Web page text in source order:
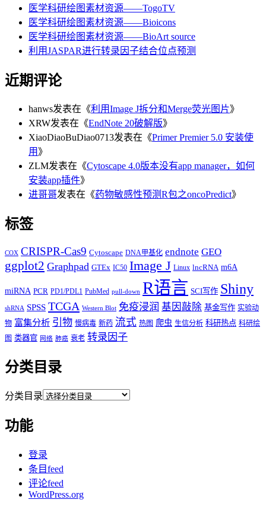
医学科研绘图素材资源——TogoTV
医学科研绘图素材资源——Bioicons
医学科研绘图素材资源——BioArt source
利用JASPAR进行转录因子结合位点预测
近期评论
hanws发表在《利用Image J拆分和Merge荧光图片》
XRW发表在《EndNote 20破解版》
XiaoDiaoBuDiao0713发表在《Primer Premier 5.0 安装使
用 》
ZLM发表在《Cytoscape 4.0版本没有app manager，如何
安装app插件》
进哥哥发表在《药物敏感性预测R包之oncoPredict》
标签
COX CRISPR-Cas9 Cytoscape DNA甲基化 endnote GEO
ggplot2 Graphpad GTEx IC50 Image J Linux lncRNA m6A
miRNA PCR PD1/PDL1 PubMed pull-down R语言 SCI写作 Shiny
shRNA SPSS TCGA Western Blot 免疫浸润 基因敲除 基金写作 实验动
物 富集分析 引物 慢病毒 新药 流式 热图 爬虫 生信分析 科研热点 科研绘
图 类器官 网络 肺癌 衰老 转录因子
分类目录
分类目录
功能
登录
条目feed
评论feed
WordPress.org